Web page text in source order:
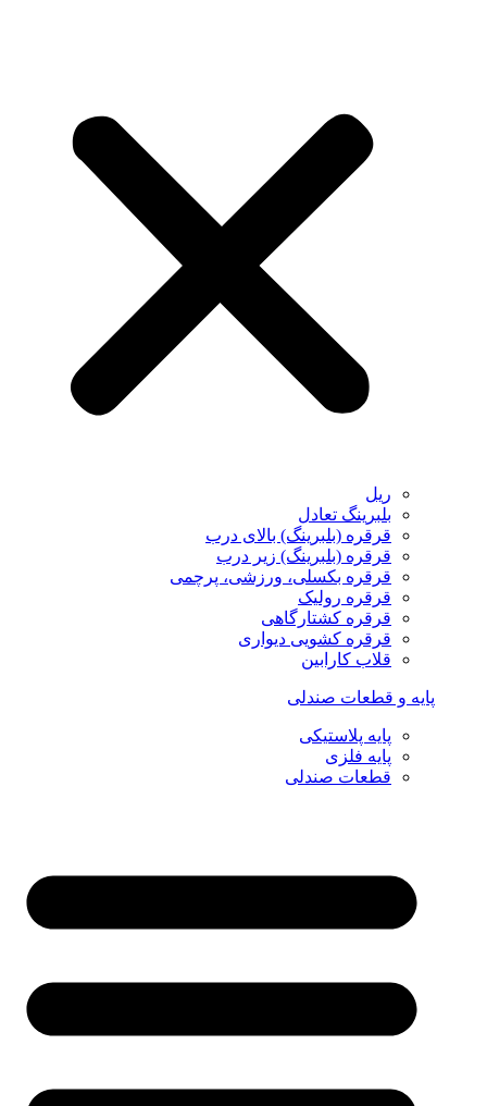
ریل
بلبرینگ تعادل
قرقره (بلبرینگ) بالای درب
قرقره (بلبرینگ) زیر درب
قرقره بکسلی، ورزشی، پرچمی
قرقره رولیک
قرقره کشتارگاهی
قرقره کشویی دیواری
قلاب کارابین
پایه و قطعات صندلی
پایه پلاستیکی
پایه فلزی
قطعات صندلی